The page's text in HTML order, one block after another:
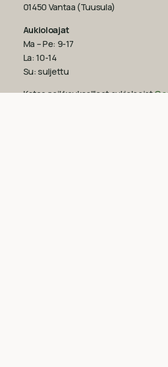
01450 Vantaa (Tuusula)
Aukioloajat
Ma – Pe: 9-17
La: 10-14
Su: suljettu
Katso poikkeukselliset aukioloajat